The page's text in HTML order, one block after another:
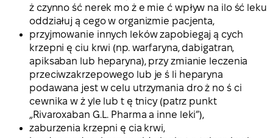
ż czynno ść nerek mo ż e mie ć wpływ na ilo ść leku
oddziałuj ą cego w organizmie pacjenta,
przyjmowanie innych leków zapobiegaj ą cych
krzepni ę ciu krwi (np. warfaryna, dabigatran,
apiksaban lub heparyna), przy zmianie leczenia
przeciwzakrzepowego lub je ś li heparyna
podawana jest w celu utrzymania dro ż no ś ci
cewnika w ż yle lub t ę tnicy (patrz punkt
„Rivaroxaban G.L. Pharma a inne leki”),
zaburzenia krzepni ę cia krwi,